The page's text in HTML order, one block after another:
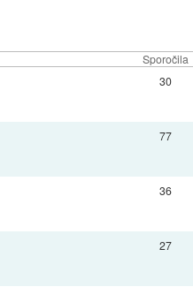
Sporočila
30
77
36
27